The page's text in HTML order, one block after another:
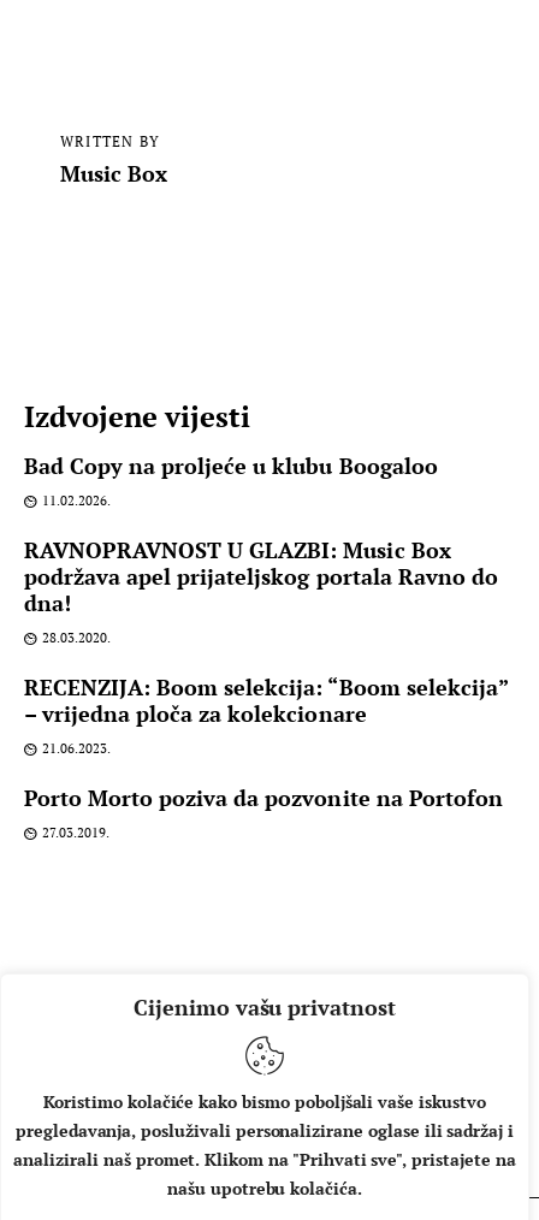
Cijenimo vašu privatnost
Koristimo kolačiće kako bismo poboljšali vaše iskustvo
pregledavanja, posluživali personalizirane oglase ili sadržaj i
analizirali naš promet. Klikom na "Prihvati sve", pristajete na
našu upotrebu kolačića.
WRITTEN BY
Music Box
Izdvojene vijesti
Bad Copy na proljeće u klubu Boogaloo
11.02.2026.
RAVNOPRAVNOST U GLAZBI: Music Box
podržava apel prijateljskog portala Ravno do
dna!
28.03.2020.
RECENZIJA: Boom selekcija: “Boom selekcija”
– vrijedna ploča za kolekcionare
21.06.2023.
Porto Morto poziva da pozvonite na Portofon
27.03.2019.
O NAMA IMPRESSUM UVJETI KORIŠTENJA